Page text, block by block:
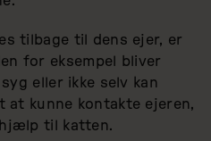
tilbage til dens ejer, er
for eksempel bliver
eller ikke selv kan
kunne kontakte ejeren,
til katten.